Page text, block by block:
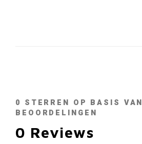
0 STERREN OP BASIS VAN
BEOORDELINGEN
0 Reviews